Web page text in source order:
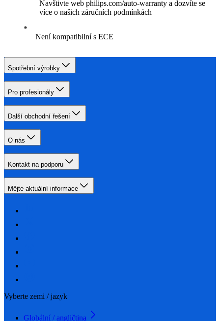
Navštivte web philips.com/auto-warranty a dozvíte se
více o našich záručních podmínkách
Není kompatibilní s ECE
Spotřební výrobky
Pro profesionály
Další obchodní řešení
O nás
Kontakt na podporu
Mějte aktuální informace
Vyberte zemi / jazyk
Globální / angličtina